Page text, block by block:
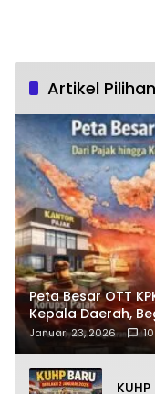
Artikel
Peta Besar OTT
Kepala Daerah,
Terbongkar
Januari 23, 2026 10